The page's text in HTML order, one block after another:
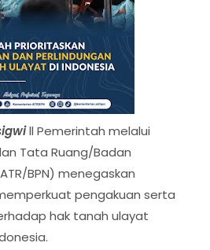
ll Pemerintah melalui
Tata Ruang/Badan
BPN) menegaskan
pengakuan serta
hak tanah ulayat